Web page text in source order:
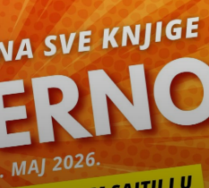
Teorija i nauka